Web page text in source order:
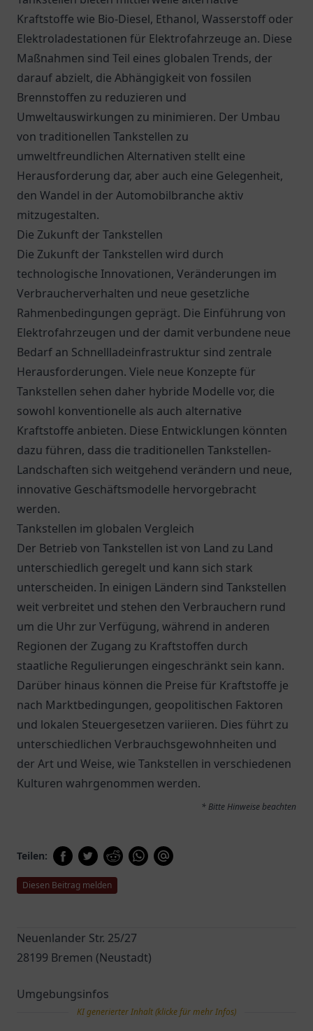
Kraftstoffe wie Bio-Diesel, Ethanol, Wasserstoff oder
Elektroladestationen für Elektrofahrzeuge an. Diese
Maßnahmen sind Teil eines globalen Trends, der
darauf abzielt, die Abhängigkeit von fossilen
Brennstoffen zu reduzieren und
Umweltauswirkungen zu minimieren. Der Umbau
von traditionellen Tankstellen zu
umweltfreundlichen Alternativen stellt eine
Herausforderung dar, aber auch eine Gelegenheit,
den Wandel in der Automobilbranche aktiv
mitzugestalten.
Die Zukunft der Tankstellen
Die Zukunft der Tankstellen wird durch
technologische Innovationen, Veränderungen im
Verbraucherverhalten und neue gesetzliche
Rahmenbedingungen geprägt. Die Einführung von
Elektrofahrzeugen und der damit verbundene neue
Bedarf an Schnellladeinfrastruktur sind zentrale
Herausforderungen. Viele neue Konzepte für
Tankstellen sehen daher hybride Modelle vor, die
sowohl konventionelle als auch alternative
Kraftstoffe anbieten. Diese Entwicklungen könnten
dazu führen, dass die traditionellen Tankstellen-
Landschaften sich weitgehend verändern und neue,
innovative Geschäftsmodelle hervorgebracht
werden.
Tankstellen im globalen Vergleich
Der Betrieb von Tankstellen ist von Land zu Land
unterschiedlich geregelt und kann sich stark
unterscheiden. In einigen Ländern sind Tankstellen
weit verbreitet und stehen den Verbrauchern rund
um die Uhr zur Verfügung, während in anderen
Regionen der Zugang zu Kraftstoffen durch
staatliche Regulierungen eingeschränkt sein kann.
Darüber hinaus können die Preise für Kraftstoffe je
nach Marktbedingungen, geopolitischen Faktoren
und lokalen Steuergesetzen variieren. Dies führt zu
unterschiedlichen Verbrauchsgewohnheiten und
der Art und Weise, wie Tankstellen in verschiedenen
Kulturen wahrgenommen werden.
* Bitte Hinweise beachten
Teilen:
Diesen Beitrag melden
Neuenlander Str. 25/27
28199 Bremen (Neustadt)
Umgebungsinfos
KI generierter Inhalt (klicke für mehr Infos)